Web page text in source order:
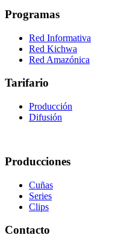
Programas
Red Informativa
Red Kichwa
Red Amazónica
Tarifario
Producción
Difusión
Producciones
Cuñas
Series
Clips
Contacto